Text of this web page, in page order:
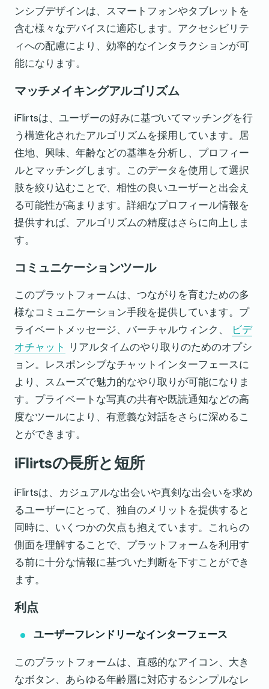
ンシブデザインは、スマートフォンやタブレットを
含む様々なデバイスに適応します。アクセシビリテ
ィへの配慮により、効率的なインタラクションが可
能になります。
マッチメイキングアルゴリズム
iFlirtsは、ユーザーの好みに基づいてマッチングを行
う構造化されたアルゴリズムを採用しています。居
住地、興味、年齢などの基準を分析し、プロフィー
ルとマッチングします。このデータを使用して選択
肢を絞り込むことで、相性の良いユーザーと出会え
る可能性が高まります。詳細なプロフィール情報を
提供すれば、アルゴリズムの精度はさらに向上しま
す。
コミュニケーションツール
このプラットフォームは、つながりを育むための多
様なコミュニケーション手段を提供しています。プ
ライベートメッセージ、バーチャルウィンク、
ビデ
オチャット リアルタイムのやり取りのためのオプシ
ョン。レスポンシブなチャットインターフェースに
より、スムーズで魅力的なやり取りが可能になりま
す。プライベートな写真の共有や既読通知などの高
度なツールにより、有意義な対話をさらに深めるこ
とができます。
iFlirtsの長所と短所
iFlirtsは、カジュアルな出会いや真剣な出会いを求め
るユーザーにとって、独自のメリットを提供すると
同時に、いくつかの欠点も抱えています。これらの
側面を理解することで、プラットフォームを利用す
る前に十分な情報に基づいた判断を下すことができ
ます。
利点
ユーザーフレンドリーなインターフェース
このプラットフォームは、直感的なアイコン、大き
なボタン、あらゆる年齢層に対応するシンプルなレ